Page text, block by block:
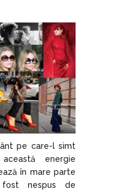
pe care-l simt
energie
în mare parte
nespus de